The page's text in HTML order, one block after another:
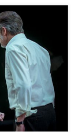
de quien ya
El padre,
en La Villarroel La
de Andrés